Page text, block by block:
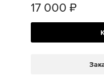
17 000 ₽